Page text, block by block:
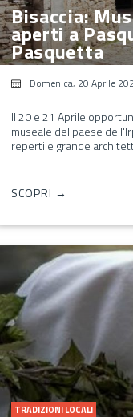
Bisaccia:
aperti a
Pasquetta
Domenica, 20 Aprile
Il 20 e 21 Aprile
museale del paese
reperti e grande
SCOPRI →
TRADIZIONI LOCALI